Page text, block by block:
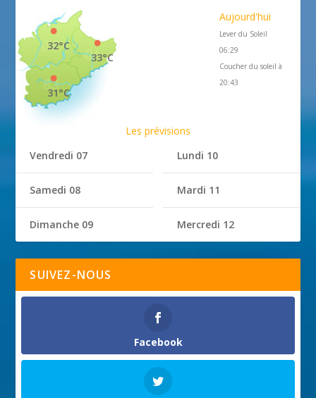
33°C
32°C
31°C
Aujourd'hui
Lever du Soleil
06:29
Coucher du soleil à
20:43
Les prévisions
Vendredi 07
Samedi 08
Dimanche 09
Lundi 10
Mardi 11
Mercredi 12
SUIVEZ-NOUS
Facebook